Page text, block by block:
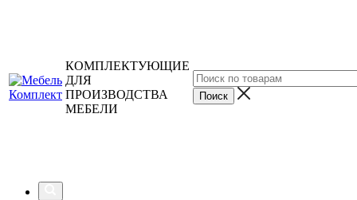
КОМПЛЕКТУЮЩИЕ
ДЛЯ
ПРОИЗВОДСТВА
МЕБЕЛИ